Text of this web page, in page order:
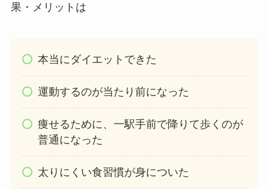
果・メリットは
本当にダイエットできた
運動するのが当たり前になった
痩せるために、一駅手前で降りて歩くのが
普通になった
太りにくい食習慣が身についた